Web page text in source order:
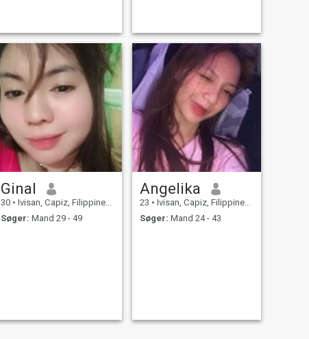
Ginal
30 • Ivisan, Capiz, Filippinerne
Søger: Mand 29 - 49
Angelika
23 • Ivisan, Capiz, Filippinerne
Søger: Mand 24 - 43